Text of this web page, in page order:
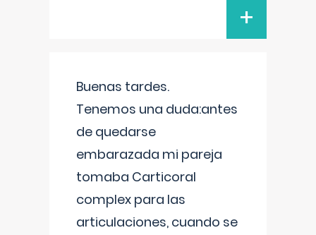
+
Buenas tardes.
Tenemos una duda:antes
de quedarse
embarazada mi pareja
tomaba Carticoral
complex para las
articulaciones, cuando se